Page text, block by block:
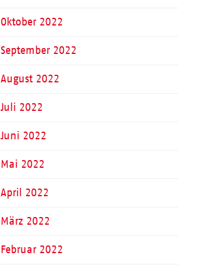
Oktober 2022
September 2022
August 2022
Juli 2022
Juni 2022
Mai 2022
April 2022
März 2022
Februar 2022